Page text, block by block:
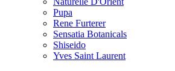
Pupa
Rene Furterer
Sensatia Botanicals
Shiseido
Yves Saint Laurent